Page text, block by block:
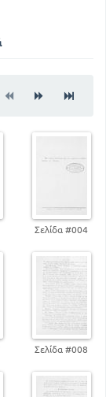
Σελίδα #004
Σελίδα #008